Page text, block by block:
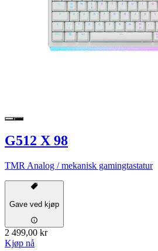
G512 X 98
TMR Analog / mekanisk gamingtastatur
Gave ved kjøp
2 499,00 kr
Kjøp nå